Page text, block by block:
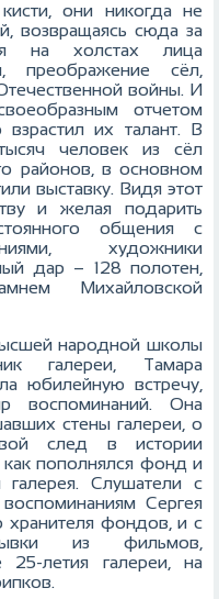
они никогда не
возвращаясь сюда за
на холстах лица
преображение сёл,
войны. И
отчетом
их талант. В
человек из сёл
районов, в основном
выставку. Видя этот
и желая подарить
общения с
художники
дар – 128 полотен,
Михайловской
народной школы
галереи, Тамара
юбилейную встречу,
воспоминаний. Она
стены галереи, о
след в истории
пополнялся фонд и
Слушатели с
Сергея
хранителя фондов, и с
из фильмов,
25-летия галереи, на